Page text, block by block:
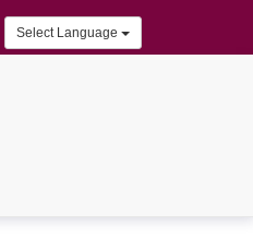
Select Language